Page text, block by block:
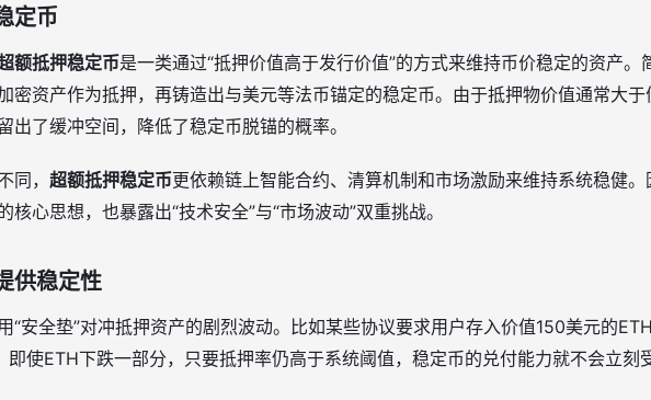
定币
额抵押稳定币是一类通过“抵押价值高于发行价值”的方式来维持币价稳定的资产。
密资产作为抵押，再铸造出与美元等法币锚定的稳定币。由于抵押物价值通常大于
出了缓冲空间，降低了稳定币脱锚的概率。
同， 超额抵押稳定币更依赖链上智能合约、清算机制和市场激励来维持系统稳健
核心思想，也暴露出“技术安全”与“市场波动”双重挑战。
供稳定性
“安全垫”对冲抵押资产的剧烈波动。比如某些协议要求用户存入价值150美元的
使ETH下跌一部分，只要抵押率仍高于系统阈值，稳定币的兑付能力就不会立刻